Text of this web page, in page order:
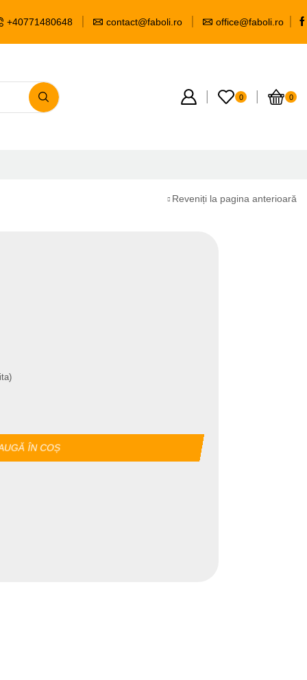
+40771480648 contact@faboli.ro office@faboli.ro
0 0
Reveniți la pagina anterioară
ÎN COȘ